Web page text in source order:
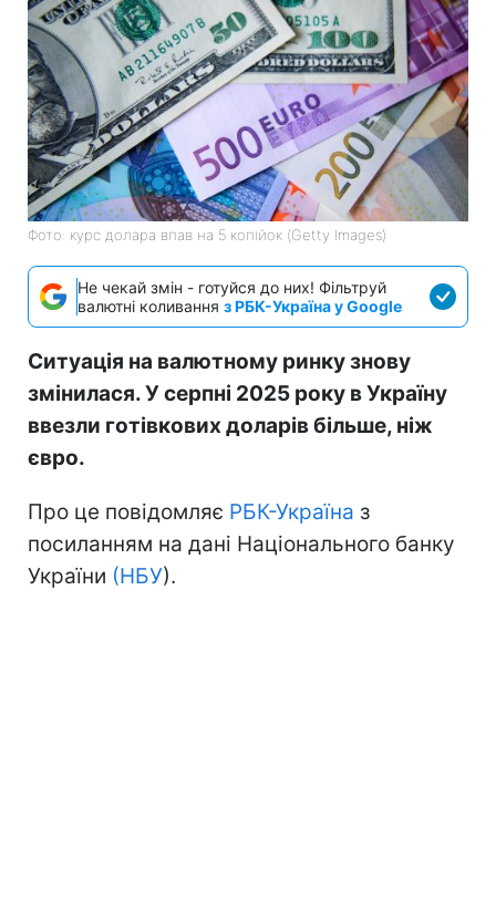
Фото: курс долара впав на 5 копійок (Getty Images)
Не чекай змін - готуйся до них! Фільтруй
валютні коливання з РБК-Україна у Google
Ситуація на валютному ринку знову
змінилася. У серпні 2025 року в Україну
ввезли готівкових доларів більше, ніж
євро.
Про це повідомляє РБК-Україна з
посиланням на дані Національного банку
України (НБУ).